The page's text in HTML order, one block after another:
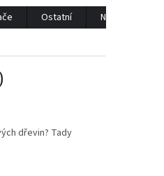
Ostatní
Náhradní díly
dřevin? Tady